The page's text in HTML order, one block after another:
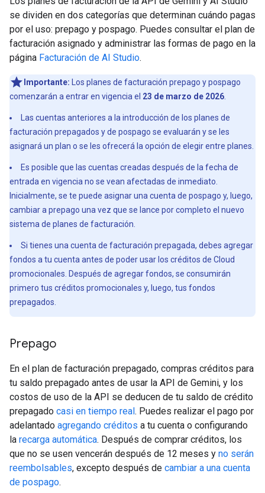
se dividen en dos categorías que determinan cuándo pagas
por el uso: prepago y pospago. Puedes consultar el plan de
facturación asignado y administrar las formas de pago en la
página Facturación de AI Studio.
Importante: Los planes de facturación prepago y pospago
comenzarán a entrar en vigencia el 23 de marzo de 2026
Las cuentas anteriores a la introducción de los planes de
facturación prepagados y de pospago se evaluarán y se les
asignará un plan o se les ofrecerá la opción de elegir entre planes.
Es posible que las cuentas creadas después de la fecha de
entrada en vigencia no se vean afectadas de inmediato.
Inicialmente, se te puede asignar una cuenta de pospago y, luego,
cambiar a prepago una vez que se lance por completo el nuevo
sistema de planes de facturación.
Si tienes una cuenta de facturación prepagada, debes agregar
fondos a tu cuenta antes de poder usar los créditos de Cloud
promocionales. Después de agregar fondos, se consumirán
primero tus créditos promocionales y, luego, tus fondos
prepagados.
Prepago
En el plan de facturación prepagado, compras créditos para
tu saldo prepagado antes de usar la API de Gemini, y los
costos de uso de la API se deducen de tu saldo de crédito
prepagado casi en tiempo real. Puedes realizar el pago por
adelantado agregando créditos a tu cuenta o configurando
la recarga automática. Después de comprar créditos, los
que no se usen vencerán después de 12 meses y no serán
reembolsables, excepto después de cambiar a una cuenta
de pospago.